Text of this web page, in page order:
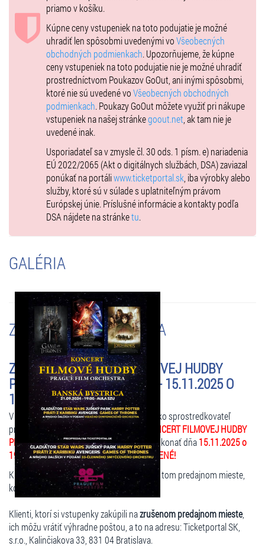
priamo v košíku.
Kúpne ceny vstupeniek na toto podujatie je možné
uhradiť len spôsobmi uvedenými voVšeobecných
obchodných podmienkach. Upozorňujeme, že kúpne
ceny vstupeniek na toto podujatie nie je možné uhradiť
prostredníctvom Poukazov GoOut, ani inými spôsobmi,
ktoré nie sú uvedené voVšeobecných obchodných
podmienkach. Poukazy GoOut môžete využiť pri nákupe
vstupeniek na našej stránkegoout.net , ak tam nie je
uvedené inak.
Usporiadateľ sa v zmysle čl. 30 ods. 1 písm. e) nariadenia
EÚ 2022/2065 (Akt o digitálnych službách, DSA) zaviazal
ponúkať na portáliwww.ticketportal.sk , iba výrobky alebo
služby, ktoré sú v súlade s uplatniteľným právom
Európskej únie. Príslušné informácie a kontakty podľa
DSA nájdete na stránketu.
GALÉRIA
ZMENY A UPOZORNENIA
ZRUŠENÉ - KONCERT FILMOVEJ HUDBY
PRAGUE FILM ORCHESTRA - 15.11.2025 O
19:00 HOD.
V zastúpení organizátora podujatia, vám ako sprostredkovateľ
predaja oznamujeme, že predstavenie
KONCERT FILMOVEJ HUDBY
PRAGUE FILM ORCHESTRA, ktoré sa malo konať dňa15.11.2025 o
19:00 hod.v Dom odborov Žilina , jeZRUŠENÉ!
Klienti môžu vrátiť vstupenky výhradne na tom predajnom mieste,
kde si ich zakúpili.
Klienti, ktorí si vstupenky zakúpili nazrušenom predajnom mieste,
ich môžu vrátiť výhradne poštou, a to na adresu: Ticketportal SK,
s.r.o., Kalinčiakova 33, 831 04 Bratislava.